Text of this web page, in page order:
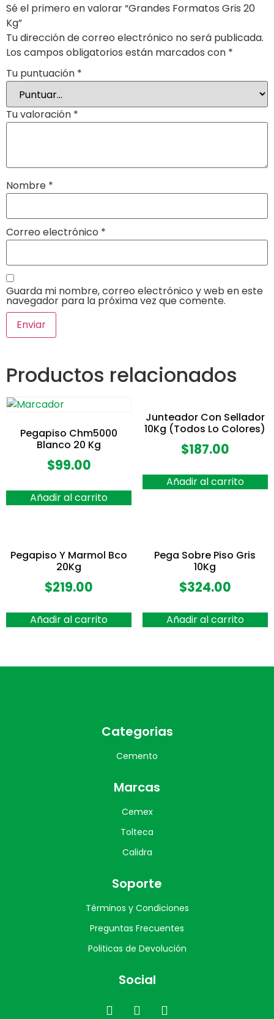
Sé el primero en valorar “Grandes Formatos Gris 20
Kg”
Tu dirección de correo electrónico no será publicada.
Los campos obligatorios están marcados con *
Tu puntuación *
Tu valoración *
Nombre *
Correo electrónico *
Guarda mi nombre, correo electrónico y web en este
navegador para la próxima vez que comente.
Productos relacionados
Pegapiso Chm5000
Blanco 20 Kg
$99.00
Añadir al carrito
Junteador Con Sellador
10Kg (Todos Lo Colores)
$187.00
Añadir al carrito
Pegapiso Y Marmol Bco
20Kg
$219.00
Añadir al carrito
Pega Sobre Piso Gris
10Kg
$324.00
Añadir al carrito
Categorias
Cemento
Marcas
Cemex
Tolteca
Calidra
Soporte
Términos y Condiciones
Preguntas Frecuentes
Politicas de Devolución
Social